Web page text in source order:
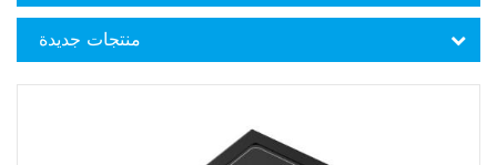
منتجات جديدة